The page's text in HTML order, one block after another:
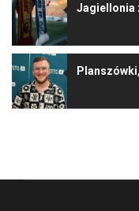
Jagiellonia